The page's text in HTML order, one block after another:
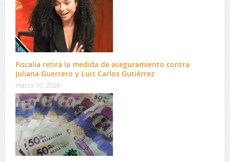
Fiscalía retira la medida de aseguramiento contra
Juliana Guerrero y Luis Carlos Gutiérrez
marzo 10, 2026